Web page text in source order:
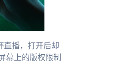
直播，打开后却
幕上的版权限制